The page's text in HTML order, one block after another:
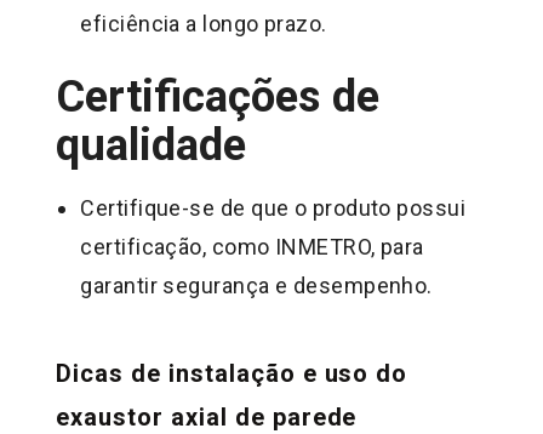
eficiência a longo prazo.
Certificações de
qualidade
Certifique-se de que o produto possui
certificação, como INMETRO, para
garantir segurança e desempenho.
Dicas de instalação e uso do
exaustor axial de parede